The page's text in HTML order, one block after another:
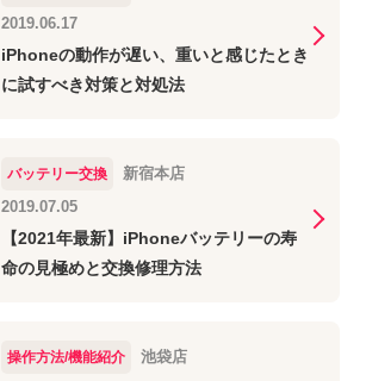
2019.06.17
iPhoneの動作が遅い、重いと感じたとき
に試すべき対策と対処法
バッテリー交換
新宿本店
2019.07.05
【2021年最新】iPhoneバッテリーの寿
命の見極めと交換修理方法
操作方法/機能紹介
池袋店